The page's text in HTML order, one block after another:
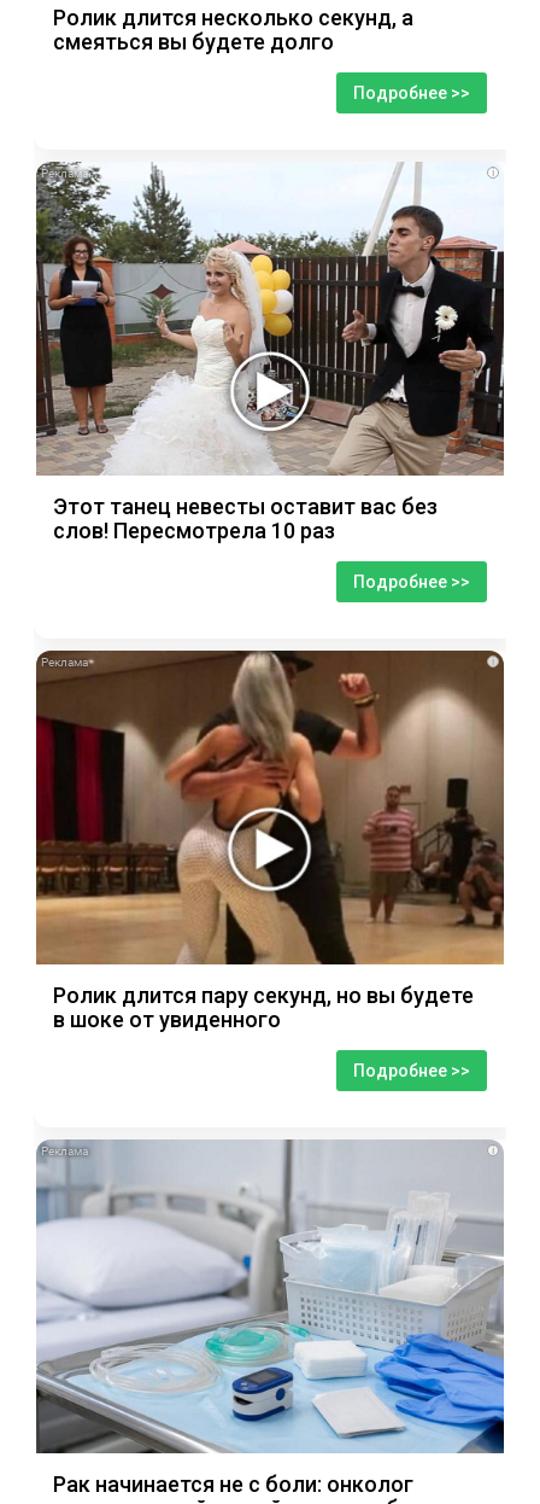
Ролик длится несколько секунд, а
смеяться вы будете долго
Подробнее >>
i
Этот танец невесты оставит вас без
слов! Пересмотрела 10 раз
Подробнее >>
i
Ролик длится пару секунд, но вы будете
в шоке от увиденного
Подробнее >>
i
Рак начинается не с боли: онколог